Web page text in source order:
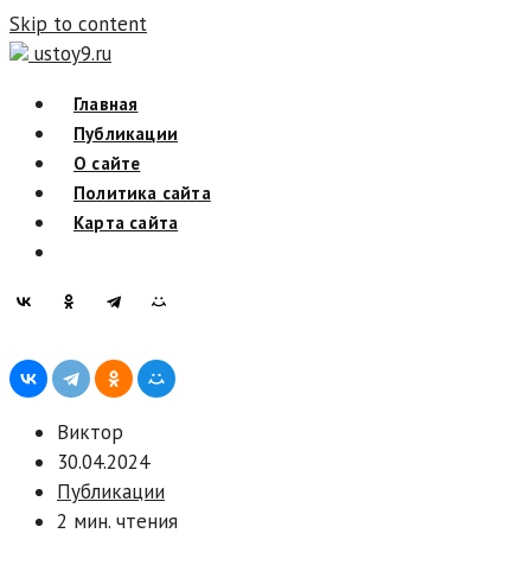
Skip to content
ustoy9.ru
Главная
Публикации
О сайте
Политика сайта
Карта сайта
Виктор
30.04.2024
Публикации
2 мин. чтения